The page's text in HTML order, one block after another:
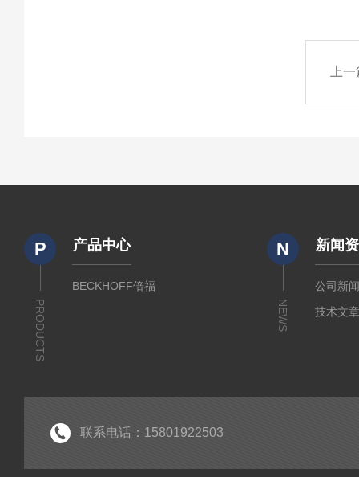
上
P
PRODUCTS
产品中心
BECKHOFF倍福
N
NEWS
新闻
公司新
技术文
联系电话：15801922503